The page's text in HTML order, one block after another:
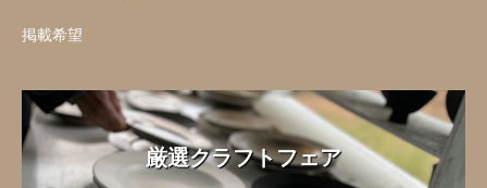
掲載希望
厳選クラフトフェア